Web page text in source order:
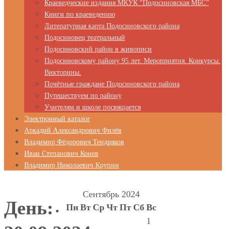
Краеведческие издания МКУК “Подосиновская МБС”
Книги по краеведению
Литературная карта Подосиновского района
Подосиновец театральный
Подосиновский район в живописи
Подосиновскому району 95 лет. Мероприятия. Конкурсы.
Викторины.
Почётные граждане Подосиновского района
Путешествуем по району
Учителям и школе посвящается
Электронный каталог
Аркадий Александрович Филёв
Владимир Фёдорович Тендряков
Иван Степанович Конев
Владимир Николаевич Крупин
День:
Сентябрь 2024
Пн Вт Ср Чт Пт Сб Вс
1